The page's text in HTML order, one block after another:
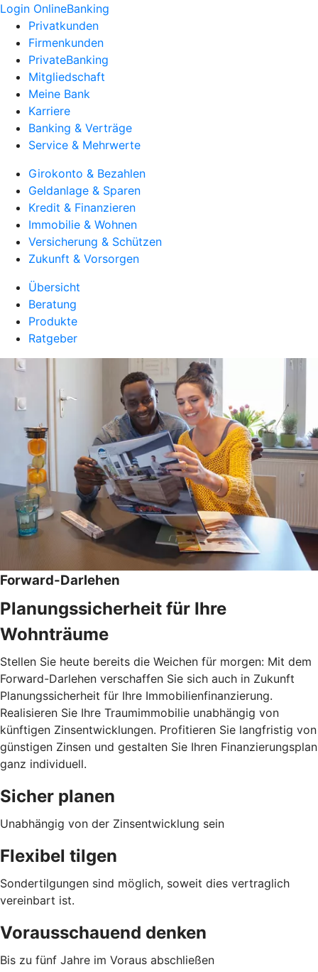
Login OnlineBanking
Privatkunden
Firmenkunden
PrivateBanking
Mitgliedschaft
Meine Bank
Karriere
Banking & Verträge
Service & Mehrwerte
Girokonto & Bezahlen
Geldanlage & Sparen
Kredit & Finanzieren
Immobilie & Wohnen
Versicherung & Schützen
Zukunft & Vorsorgen
Übersicht
Beratung
Produkte
Ratgeber
Forward-Darlehen
Planungssicherheit für Ihre
Wohnträume
Stellen Sie heute bereits die Weichen für morgen: Mit dem
Forward-Darlehen verschaffen Sie sich auch in Zukunft
Planungssicherheit für Ihre Immobilienfinanzierung.
Realisieren Sie Ihre Traumimmobilie unabhängig von
künftigen Zinsentwicklungen. Profitieren Sie langfristig von
günstigen Zinsen und gestalten Sie Ihren Finanzierungsplan
ganz individuell.
Sicher planen
Unabhängig von der Zinsentwicklung sein
Flexibel tilgen
Sondertilgungen sind möglich, soweit dies vertraglich
vereinbart ist.
Vorausschauend denken
Bis zu fünf Jahre im Voraus abschließen